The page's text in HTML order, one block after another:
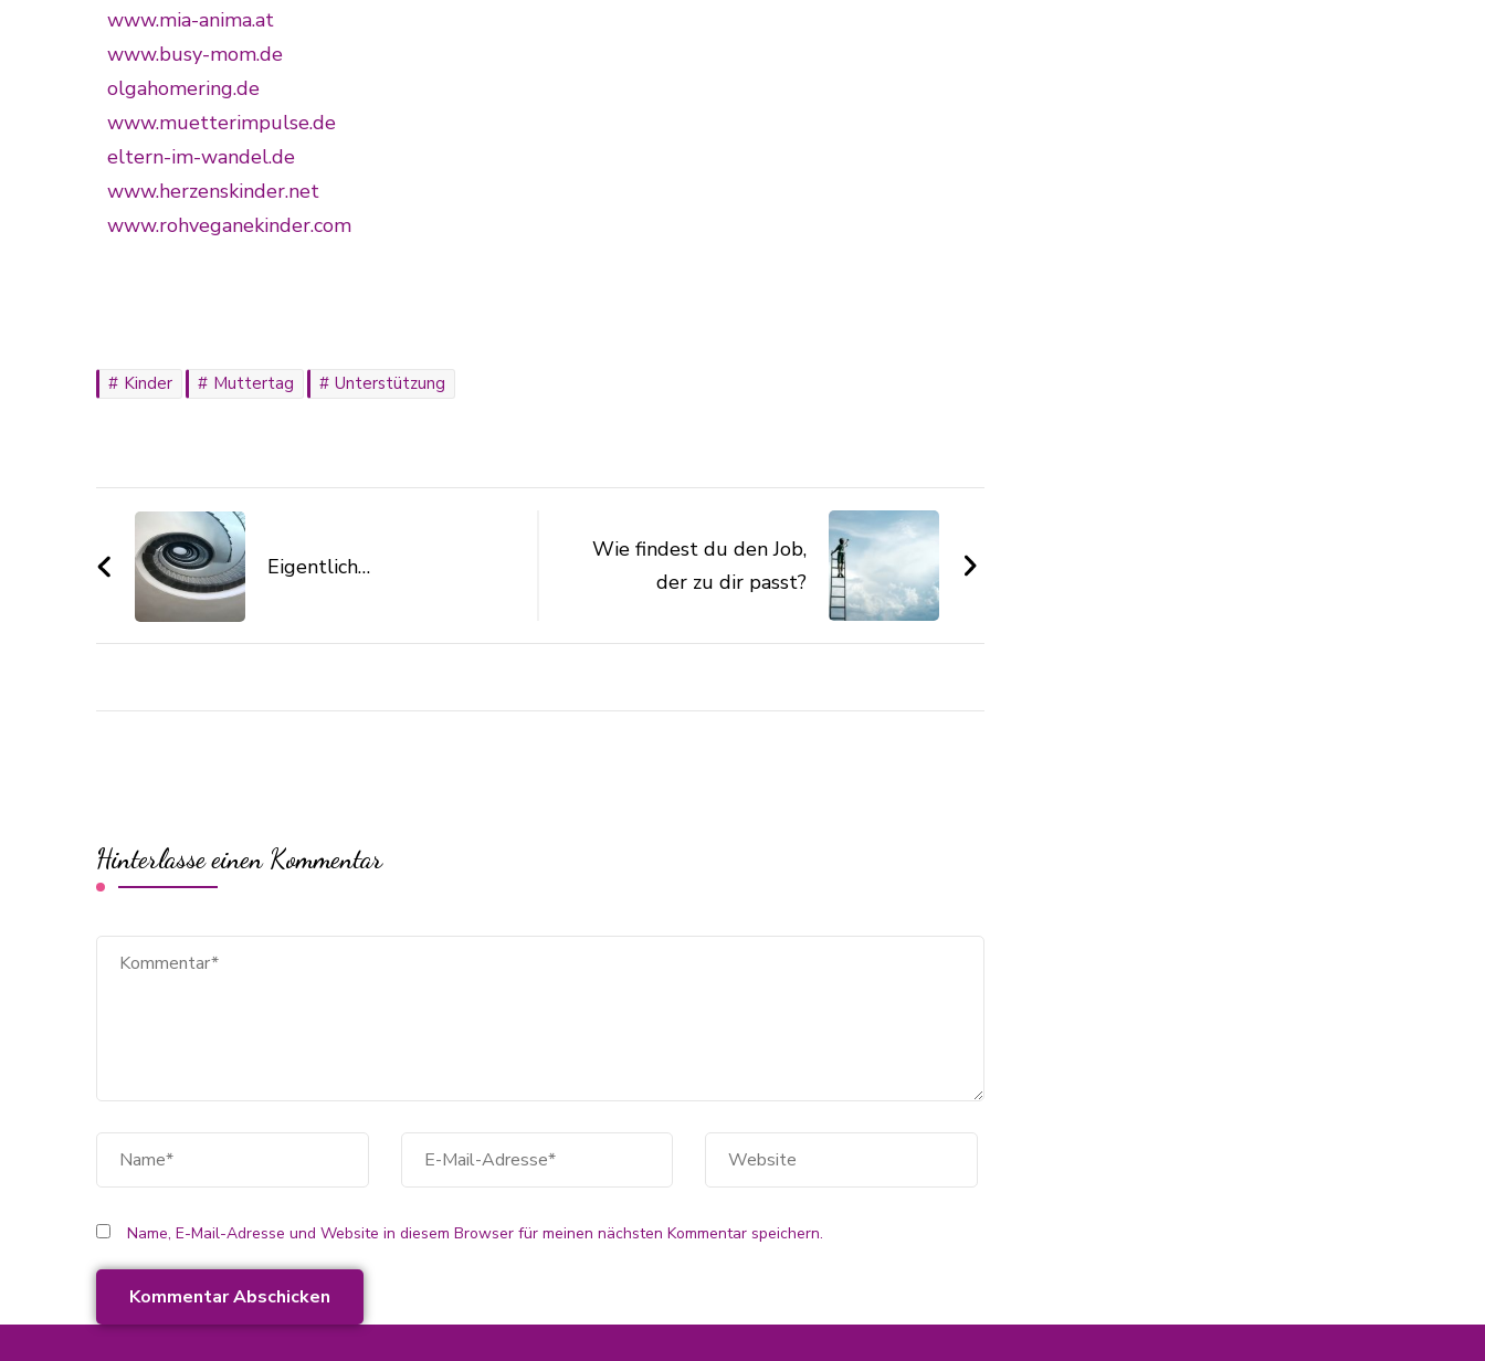
www.mia-anima.at
www.busy-mom.de
olgahomering.de
www.muetterimpulse.de
eltern-im-wandel.de
www.herzenskinder.net
www.rohveganekinder.com
Kinder Muttertag Unterstützung
Eigentlich…
Wie findest du den Job,
der zu dir passt?
Hinterlasse einen Kommentar
Name, E-Mail-Adresse und Website in diesem Browser für meinen nächsten Kommentar speichern.